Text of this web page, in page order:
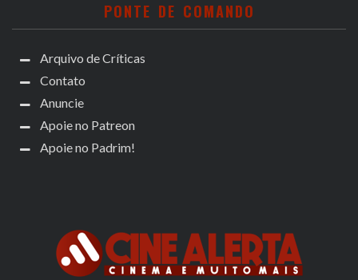
PONTE DE COMANDO
Arquivo de Críticas
Contato
Anuncie
Apoie no Patreon
Apoie no Padrim!